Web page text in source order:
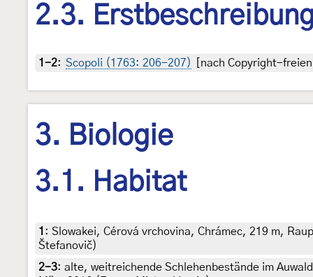
2.3.
1-2: Scopoli (1763: 206-207) [nach Copyright-
3. Biologie
3.1. Habitat
1 : Slowakei, Cérová vrchovina, Chrámec, 219 m,
Štefanovič)
2-3: alte, weitreichende Schlehenbestände im